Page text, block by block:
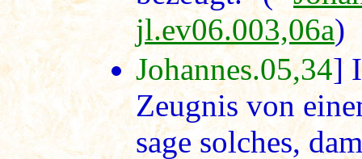
jl.ev06.003,06a)
Johannes.05,34]
Zeugnis von
sage solches,